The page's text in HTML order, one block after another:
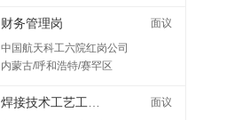
财务管理岗
面议
中国航天科工六院红岗公司
内蒙古/呼和浩特/赛罕区
面议